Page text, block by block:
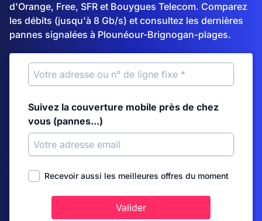
d'Orange, Free, SFR et Bouygues Telecom. Comparez
les débits (jusqu'à 8 Gb/s) et consultez les dernières
pannes signalées à Plounéour-Brignogan-plages.
Suivez la couverture mobile près de chez
vous (pannes...)
Recevoir aussi les meilleures offres du moment
Valider